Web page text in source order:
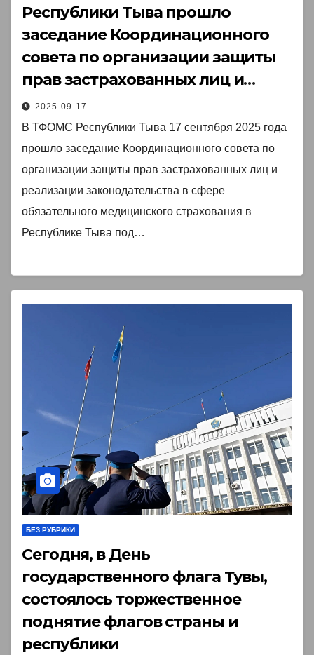
Республики Тыва прошло
заседание Координационного
совета по организации защиты
прав застрахованных лиц и
реализации законодательства в
сфере обязательного
медицинского страхования в
Республике Тыва под
председательством заместителя
Председателя Правительства РТ
Сарыглар О.Д.
2025-09-17
В ТФОМС Республики Тыва 17 сентября 2025 года
прошло заседание Координационного совета по
организации защиты прав застрахованных лиц и
реализации законодательства в сфере
обязательного медицинского страхования в
Республике Тыва под…
БЕЗ РУБРИКИ
Сегодня, в День
государственного флага Тувы,
состоялось торжественное
поднятие флагов страны и
республики